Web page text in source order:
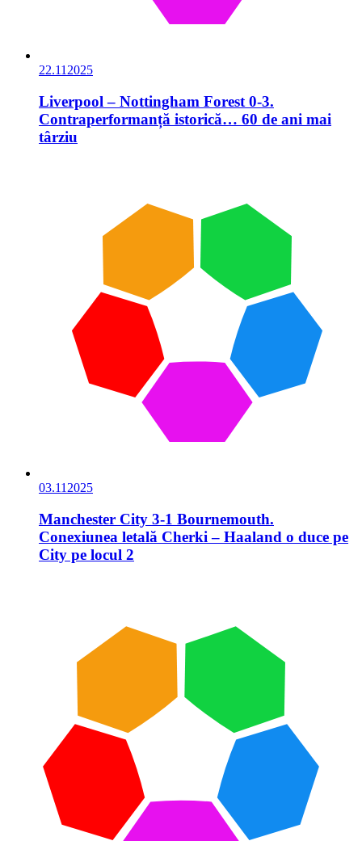
22.11 2025
Liverpool – Nottingham Forest 0-3.
Contraperformanță istorică… 60 de ani mai
târziu
03.112025
Manchester City 3-1 Bournemouth.
Conexiunea letală Cherki – Haaland o duce pe
City pe locul 2